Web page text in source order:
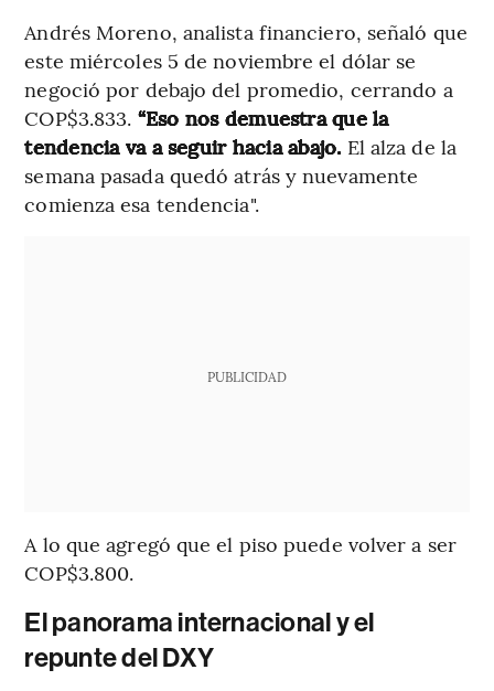
Andrés Moreno, analista financiero, señaló que
este miércoles 5 de noviembre el dólar se
negoció por debajo del promedio, cerrando a
COP$3.833. “Eso nos demuestra que la
tendencia va a seguir hacia abajo. El alza de la
semana pasada quedó atrás y nuevamente
comienza esa tendencia".
PUBLICIDAD
A lo que agregó que el piso puede volver a ser
COP$3.800.
El panorama internacional y el
repunte del DXY